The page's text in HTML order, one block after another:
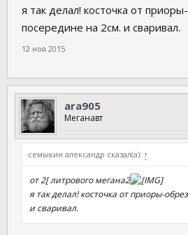
я так делал! косточка от
посередине на 2см. и сваривал.
12 ноя 2015
ara905
Меганавт
семыкин александр сказал(а): ↑
от 2[ литрового мегана2
я так делал! косточка от приоры-
и сваривал.